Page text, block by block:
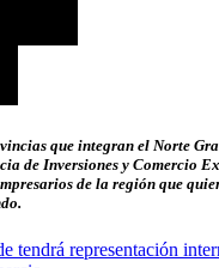
que integran el Norte
de Inversiones y Comercio
de la región que